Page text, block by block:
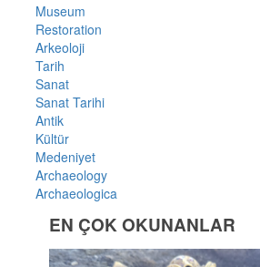
Museum
Restoration
Arkeoloji
Tarih
Sanat
Sanat Tarihi
Antik
Kültür
Medeniyet
Archaeology
Archaeologica
EN ÇOK OKUNANLAR